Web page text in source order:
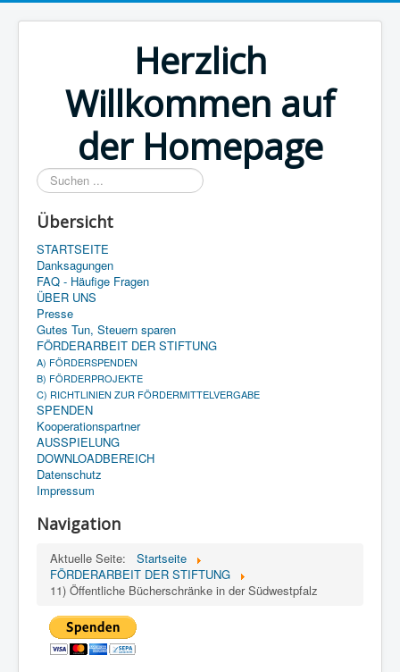
Herzlich
Willkommen auf
der Homepage
Suchen
...
Übersicht
STARTSEITE
Danksagungen
FAQ - Häufige Fragen
ÜBER UNS
Presse
Gutes Tun, Steuern sparen
FÖRDERARBEIT DER STIFTUNG
A) FÖRDERSPENDEN
B) FÖRDERPROJEKTE
C) RICHTLINIEN ZUR FÖRDERMITTELVERGABE
SPENDEN
Kooperationspartner
AUSSPIELUNG
DOWNLOADBEREICH
Datenschutz
Impressum
Navigation
Aktuelle Seite:
Startseite
FÖRDERARBEIT DER STIFTUNG
11) Öffentliche Bücherschränke in der Südwestpfalz